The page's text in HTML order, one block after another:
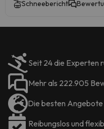
Schneebericht
Seit 24 die Experten
Mehr als 222.905
Die besten Angebote
Reibungslos und